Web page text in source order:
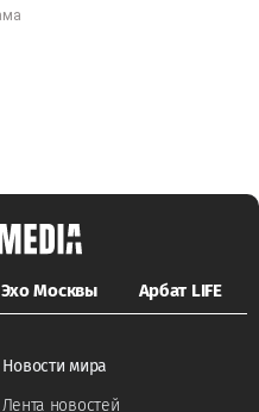
Эхо Москвы Арбат LIFE
Новости мира
Лента новостей